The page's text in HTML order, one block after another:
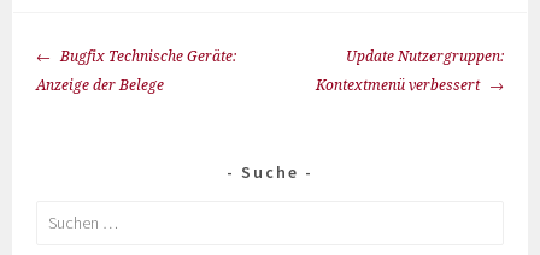
Bugfix Technische Geräte:
Anzeige der Belege
Update Nutzergruppen:
Kontextmenü verbessert
Suche